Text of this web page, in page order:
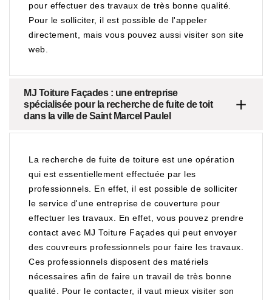
pour effectuer des travaux de très bonne qualité.
Pour le solliciter, il est possible de l'appeler
directement, mais vous pouvez aussi visiter son site
web.
MJ Toiture Façades : une entreprise
spécialisée pour la recherche de fuite de toit
dans la ville de Saint Marcel Paulel
La recherche de fuite de toiture est une opération
qui est essentiellement effectuée par les
professionnels. En effet, il est possible de solliciter
le service d'une entreprise de couverture pour
effectuer les travaux. En effet, vous pouvez prendre
contact avec MJ Toiture Façades qui peut envoyer
des couvreurs professionnels pour faire les travaux.
Ces professionnels disposent des matériels
nécessaires afin de faire un travail de très bonne
qualité. Pour le contacter, il vaut mieux visiter son